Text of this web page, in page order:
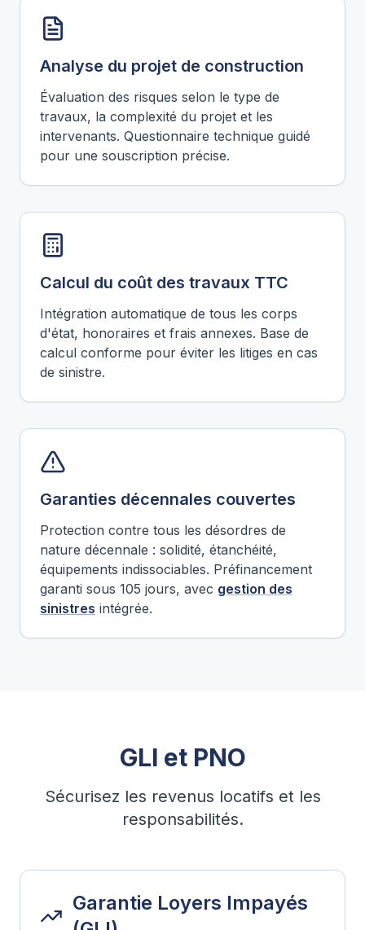
Analyse du projet de construction
Évaluation des risques selon le type de
travaux, la complexité du projet et les
intervenants. Questionnaire technique guidé
pour une souscription précise.
Calcul du coût des travaux TTC
Intégration automatique de tous les corps
d'état, honoraires et frais annexes. Base de
calcul conforme pour éviter les litiges en cas
de sinistre.
Garanties décennales couvertes
Protection contre tous les désordres de
nature décennale : solidité, étanchéité,
équipements indissociables. Préfinancement
garanti sous 105 jours, avec gestion des
sinistres intégrée.
GLI et PNO
Sécurisez les revenus locatifs et les
responsabilités.
Garantie Loyers Impayés